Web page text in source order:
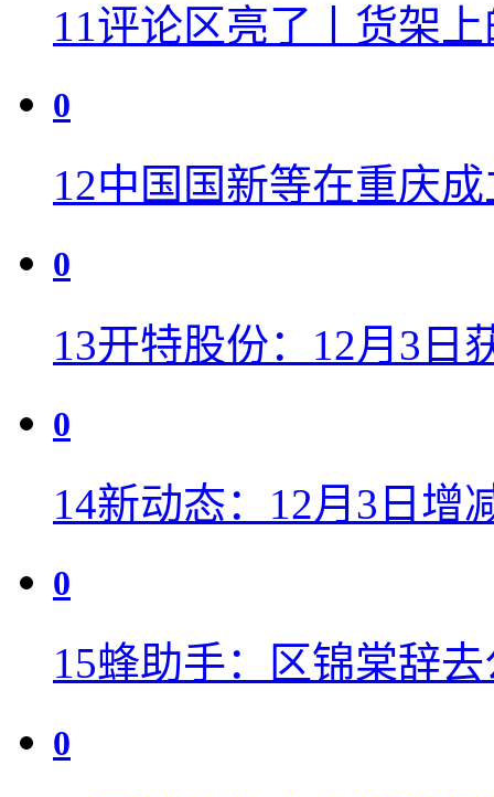
11评论区亮了丨货架
0
12中国国新等在重庆
0
13开特股份：12月3日
0
14新动态：12月3日增
0
15蜂助手：区锦棠辞
0